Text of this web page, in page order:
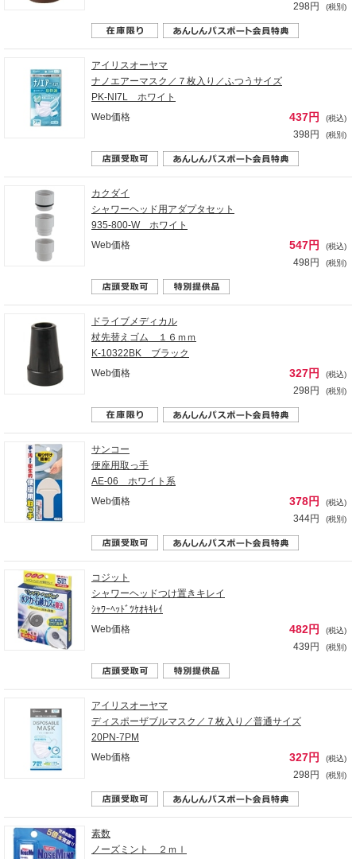
298円 (税別)
アイリスオーヤマ
ナノエアーマスク／７枚入り／ふつうサイズ
PK-NI7L ホワイト
Web価格
437円 (税込)
398円 (税別)
カクダイ
シャワーヘッド用アダプタセット
935-800-W ホワイト
Web価格
547円 (税込)
498円 (税別)
ドライブメディカル
杖先替えゴム １６ｍｍ
K-10322BK ブラック
Web価格
327円 (税込)
298円 (税別)
サンコー
便座用取っ手
AE-06 ホワイト系
Web価格
378円 (税込)
344円 (税別)
コジット
シャワーヘッドつけ置きキレイ
ｼｬﾜｰﾍｯﾄﾞﾂｹｵｷｷﾚｲ
Web価格
482円 (税込)
439円 (税別)
アイリスオーヤマ
ディスポーザブルマスク／７枚入り／普通サイズ
20PN-7PM
Web価格
327円 (税込)
298円 (税別)
素数
ノーズミント ２ｍｌ